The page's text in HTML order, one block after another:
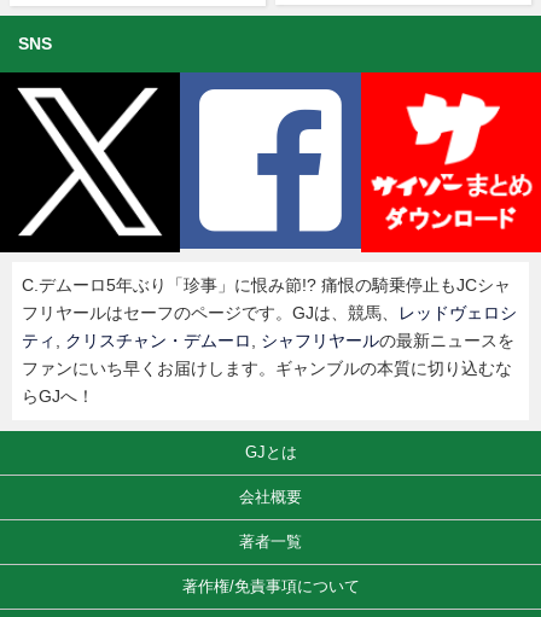
SNS
C.デムーロ5年ぶり「珍事」に恨み節!? 痛恨の騎乗停止もJCシャ
フリヤールはセーフのページです。GJは、競馬、
レッドヴェロシ
ティ
クリスチャン・デムーロ シャフリヤールの最新ニュースを
ファンにいち早くお届けします。ギャンブルの本質に切り込むな
らGJへ！
GJとは
会社概要
著者一覧
著作権/免責事項について